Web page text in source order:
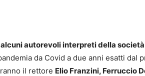
alcuni autorevoli interpreti della
da Covid a due anni esatti
il rettore Elio Franzini, Ferruccio